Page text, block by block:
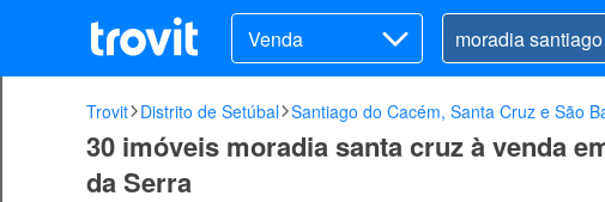
Venda
Trovit Distrito de Setúbal Santiago do Cacém, Santa Cruz e São
30 imóveis moradia santa cruz à venda
da Serra